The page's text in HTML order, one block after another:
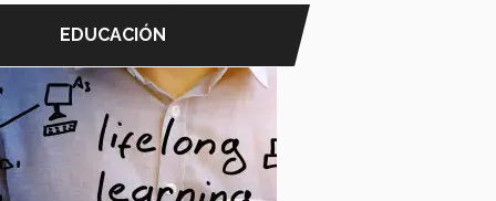
EDUCACIÓN